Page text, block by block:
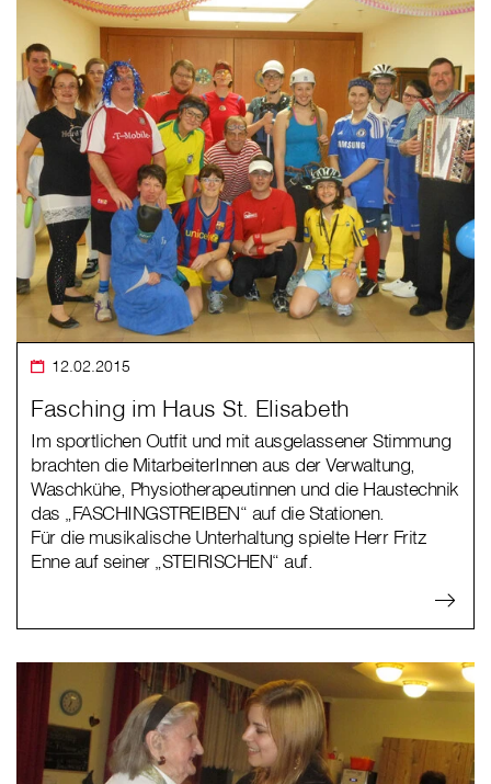
12.02.2015
Fasching im Haus St. Elisabeth
Im sportlichen Outfit und mit ausgelassener Stimmung
brachten die MitarbeiterInnen aus der Verwaltung,
Waschkühe, Physiotherapeutinnen und die Haustechnik
das „FASCHINGSTREIBEN“ auf die Stationen.
Für die musikalische Unterhaltung spielte Herr Fritz
Enne auf seiner „STEIRISCHEN“ auf.